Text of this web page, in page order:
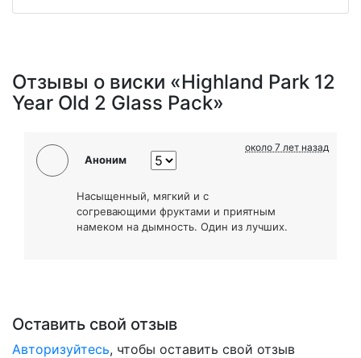
Отзывы о виски «Highland Park 12
Year Old 2 Glass Pack»
Аноним
около 7 лет назад
Насыщенный, мягкий и с
согревающими фруктами и приятным
намеком на дымность. Один из лучших.
Оставить свой отзыв
Авторизуйтесь, чтобы оставить свой отзыв